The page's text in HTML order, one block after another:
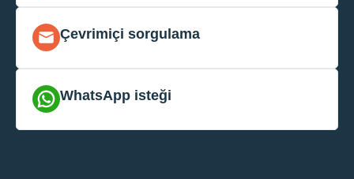
Çevrimiçi sorgulama
WhatsApp isteği